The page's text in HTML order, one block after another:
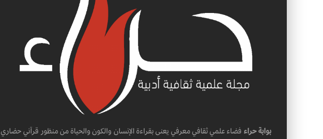
بوابة حراء فضاء علمي ثقافي معرفي يعنى بقراءة الإنسان والكون والحياة من منظور قرآني حضاري